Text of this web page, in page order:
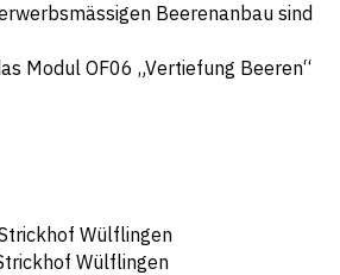
Beerenanbau sind
Modul OF06 „Vertiefung Beeren“
Wülflingen
Wülflingen